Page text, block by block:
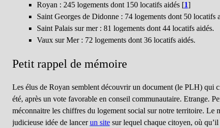
Royan : 245 logements dont 150 locatifs aidés[1]
Saint Georges de Didonne : 74 logements dont 50 locatifs
Saint Palais sur mer : 81 logements dont 44 locatifs aidés.
Vaux sur Mer : 72 logements dont 36 locatifs aidés.
Petit rappel de mémoire
Les élus de Royan semblent découvrir un document (le PLH) qui
été, après un vote favorable en conseil communautaire. Etrange.
méconnaitre les chiffres du logement social sur notre territoire. Le
judicieuse idée de lancerun sitesur lequel chaque citoyen, où